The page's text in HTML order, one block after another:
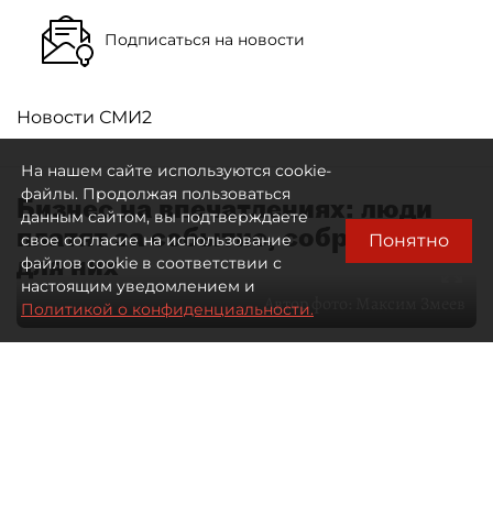
Подписаться на новости
Новости СМИ2
Бизнес на впечатлениях: люди
платят за событие, собранное
для них
Автор фото:
На нашем сайте используются cookie-
файлы. Продолжая пользоваться
данным сайтом, вы подтверждаете
свое согласие на использование
файлов cookie в соответствии с
настоящим уведомлением и
Политикой о конфиденциальности.
Понятно